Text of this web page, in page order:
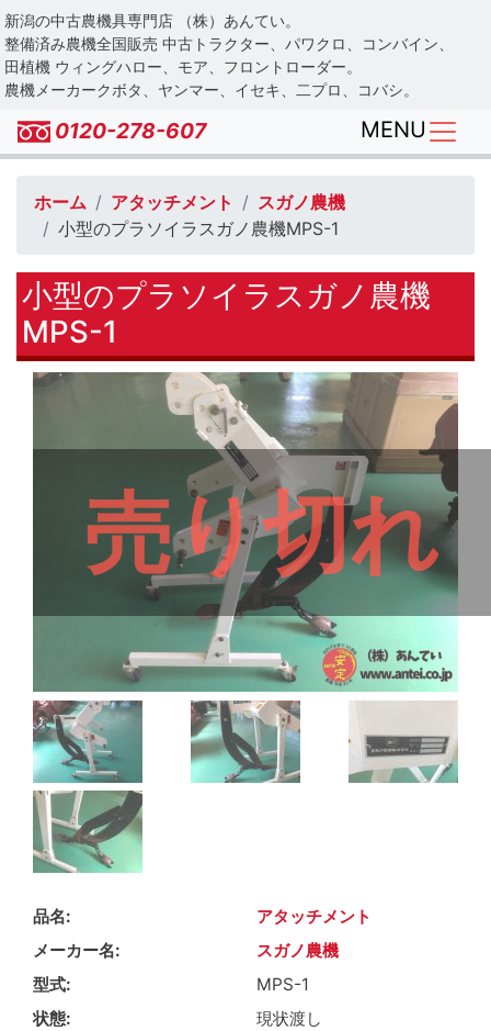
Skip
to
main
content
新潟の中古農機具専門店 （株）あんてい。
整備済み農機全国販売 中古トラクター、パワクロ、コンバイン、
田植機 ウィングハロー、モア、フロントローダー。
農機メーカークボタ、ヤンマー、イセキ、二プロ、コバシ。
0120-278-607 MENU
ホーム アタッチメント
スガノ農機
小型のプラソイラスガノ農機MPS-1
小型のプラソイラスガノ農機
MPS-1
売り切れ
品名
アタッチメント
メーカー名
スガノ農機
型式
MPS-1
状態
現状渡し